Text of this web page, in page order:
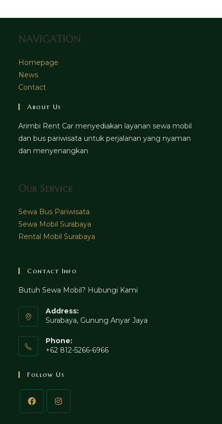
tab
NAVIGATION
Homepage
News
Contact
About Us
Arimbi Rent Car menyediakan layanan sewa mobil
dan bus pariwisata untuk perjalanan yang nyaman
dan menyenangkan
Our Service
Sewa Bus Pariwisata
Sewa Mobil Surabaya
Rental Mobil Surabaya
Contact Info
Butuh Sewa Mobil? Hubungi Kami
Address:
Surabaya, Gunung Anyar Jaya
Phone:
+62 812-5266-6966
Follow Us